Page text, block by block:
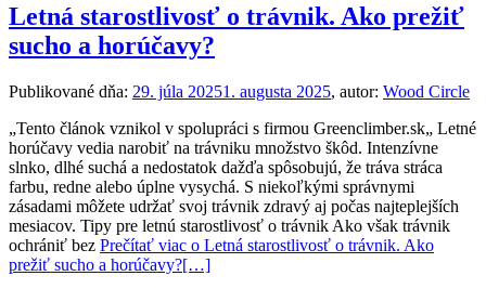
Letná starostlivosť o trávnik. Ako prežiť
sucho a horúčavy?
Publikované dňa: 29. júla 20251. augusta 2025, autor: Wood Circle
„Tento článok vznikol v spolupráci s firmou Greenclimber.sk„ Letné
horúčavy vedia narobiť na trávniku množstvo škôd. Intenzívne
slnko, dlhé suchá a nedostatok dažďa spôsobujú, že tráva stráca
farbu, redne alebo úplne vysychá. S niekoľkými správnymi
zásadami môžete udržať svoj trávnik zdravý aj počas najteplejších
mesiacov. Tipy pre letnú starostlivosť o trávnik Ako však trávnik
ochrániť bez Prečítať viac o Letná starostlivosť o trávnik. Ako
prežiť sucho a horúčavy?[…]